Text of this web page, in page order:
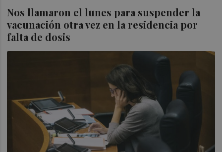
Nos llamaron el lunes para suspender la
vacunación otra vez en la residencia por
falta de dosis